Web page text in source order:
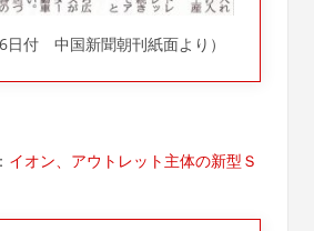
日付 中国新聞朝刊紙面より）
イオン、アウトレット主体の新型Ｓ